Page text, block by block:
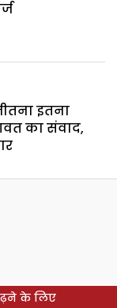
इतना
का संवाद,
के लिए